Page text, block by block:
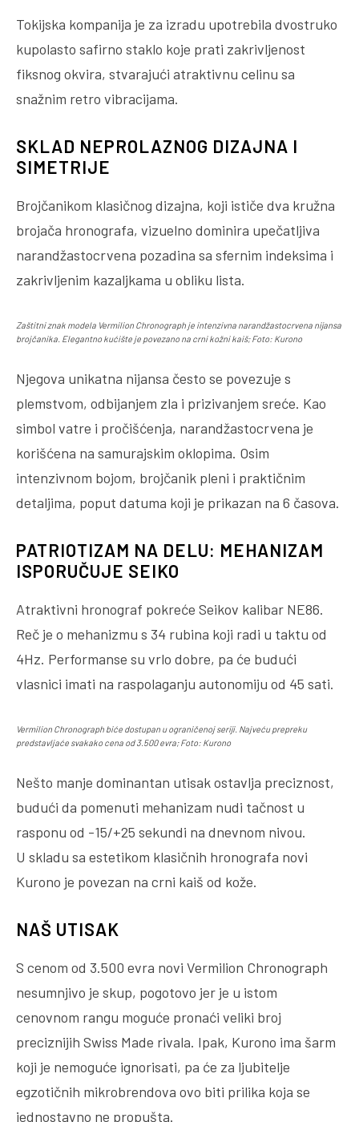
Tokijska kompanija je za izradu upotrebila dvostruko
kupolasto safirno staklo koje prati zakrivljenost
fiksnog okvira, stvarajući atraktivnu celinu sa
snažnim retro vibracijama.
SKLAD NEPROLAZNOG DIZAJNA I
SIMETRIJE
Brojčanikom klasičnog dizajna, koji ističe dva kružna
brojača hronografa, vizuelno dominira upečatljiva
narandžastocrvena pozadina sa sfernim indeksima i
zakrivljenim kazaljkama u obliku lista.
Zaštitni znak modela Vermilion Chronograph je intenzivna narandžastocrvena nijansa
brojčanika. Elegantno kućište je povezano na crni kožni kaiš; Foto: Kurono
Njegova unikatna nijansa često se povezuje s
plemstvom, odbijanjem zla i prizivanjem sreće. Kao
simbol vatre i pročišćenja, narandžastocrvena je
korišćena na samurajskim oklopima. Osim
intenzivnom bojom, brojčanik pleni i praktičnim
detaljima, poput datuma koji je prikazan na 6 časova.
PATRIOTIZAM NA DELU: MEHANIZAM
ISPORUČUJE SEIKO
Atraktivni hronograf pokreće Seikov kalibar NE86.
Reč je o mehanizmu s 34 rubina koji radi u taktu od
4Hz. Performanse su vrlo dobre, pa će budući
vlasnici imati na raspolaganju autonomiju od 45 sati.
Vermilion Chronograph biće dostupan u ograničenoj seriji. Najveću prepreku
predstavljaće svakako cena od 3.500 evra; Foto: Kurono
Nešto manje dominantan utisak ostavlja preciznost,
budući da pomenuti mehanizam nudi tačnost u
rasponu od -15/+25 sekundi na dnevnom nivou.
U skladu sa estetikom klasičnih hronografa novi
Kurono je povezan na crni kaiš od kože.
NAŠ UTISAK
S cenom od 3.500 evra novi Vermilion Chronograph
nesumnjivo je skup, pogotovo jer je u istom
cenovnom rangu moguće pronaći veliki broj
preciznijih Swiss Made rivala. Ipak, Kurono ima šarm
koji je nemoguće ignorisati, pa će za ljubitelje
egzotičnih mikrobrendova ovo biti prilika koja se
jednostavno ne propušta.